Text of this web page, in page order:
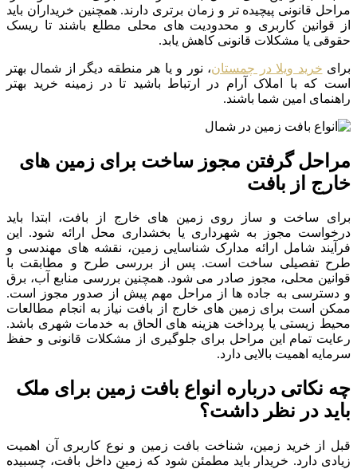
مراحل قانونی پیچیده تر و زمان برتری دارند. همچنین خریداران باید
از قوانین کاربری و محدودیت های محلی مطلع باشند تا ریسک
حقوقی یا مشکلات قانونی کاهش یابد.
برای خرید ویلا در چمستان، نور و یا هر منطقه دیگر از شمال بهتر
است که با املاک آرام در ارتباط باشید تا در زمینه خرید بهتر
راهنمای امین شما باشند.
مراحل گرفتن مجوز ساخت برای زمین های
خارج از بافت
برای ساخت و ساز روی زمین های خارج از بافت، ابتدا باید
درخواست مجوز به شهرداری یا بخشداری محل ارائه شود. این
فرآیند شامل ارائه مدارک شناسایی زمین، نقشه های مهندسی و
طرح تفصیلی ساخت است. پس از بررسی طرح و مطابقت با
قوانین محلی، مجوز صادر می شود. همچنین بررسی منابع آب، برق
و دسترسی به جاده ها از مراحل مهم پیش از صدور مجوز است.
ممکن است برای زمین های خارج از بافت نیاز به انجام مطالعات
محیط زیستی یا پرداخت هزینه های الحاق به خدمات شهری باشد.
رعایت تمام این مراحل برای جلوگیری از مشکلات قانونی و حفظ
سرمایه اهمیت بالایی دارد.
چه نکاتی درباره انواع بافت زمین برای ملک
باید در نظر داشت؟
قبل از خرید زمین، شناخت بافت زمین و نوع کاربری آن اهمیت
زیادی دارد. خریدار باید مطمئن شود که زمین داخل بافت، چسبیده